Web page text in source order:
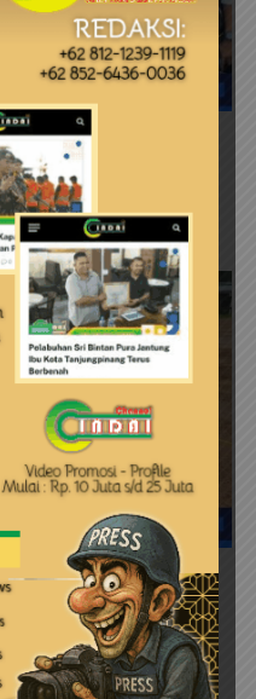
Ancam Class
Harus Tuntaskan
Dompak
Tertimbun?
Jangan Berhenti di